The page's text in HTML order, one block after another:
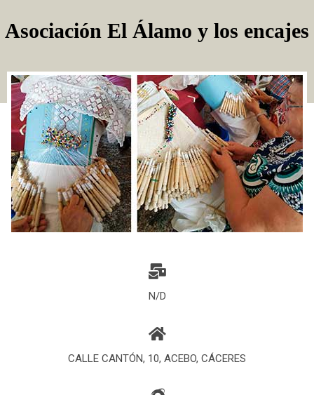
Asociación El Álamo y los encajes
N/D
CALLE CANTÓN, 10, ACEBO, CÁCERES